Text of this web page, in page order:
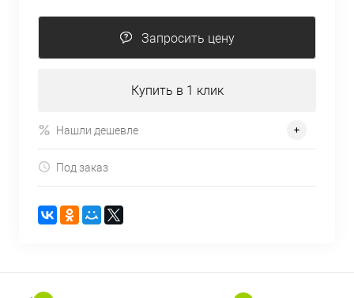
Запросить цену
Купить в 1 клик
Нашли дешевле
Под заказ